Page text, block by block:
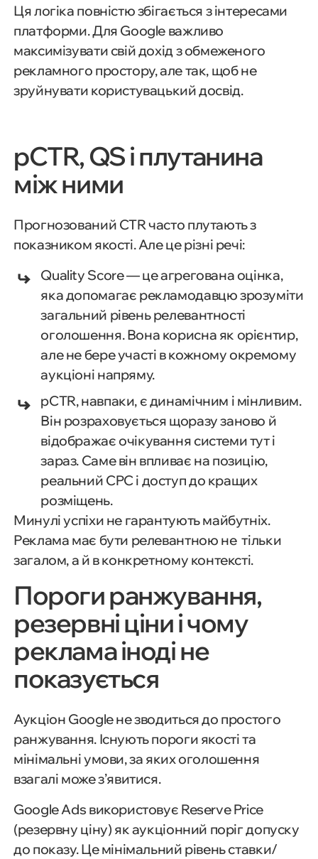
Ця логіка повністю збігається з інтересами
платформи. Для Google важливо
максимізувати свій дохід з обмеженого
рекламного простору, але так, щоб не
зруйнувати користувацький досвід.
pCTR, QS і плутанина
між ними
Прогнозований CTR часто плутають з
показником якості. Але це різні речі:
Quality Score — це агрегована оцінка,
яка допомагає рекламодавцю зрозуміти
загальний рівень релевантності
оголошення. Вона корисна як орієнтир,
але не бере участі в кожному окремому
аукціоні напряму.
pCTR, навпаки, є динамічним і мінливим.
Він розраховується щоразу заново й
відображає очікування системи тут і
зараз. Саме він впливає на позицію,
реальний CPC і доступ до кращих
розміщень.
Минулі успіхи не гарантують майбутніх.
Реклама має бути релевантною не тільки
загалом, а й в конкретному контексті.
Пороги ранжування,
резервні ціни і чому
реклама іноді не
показується
Аукціон Google не зводиться до простого
ранжування. Існують пороги якості та
мінімальні умови, за яких оголошення
взагалі може з’явитися.
Google Ads використовує Reserve Price
(резервну ціну) як аукціонний поріг допуску
до показу. Це мінімальний рівень ставки/